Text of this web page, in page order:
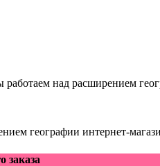
над расширением
географии интернет-
заказа